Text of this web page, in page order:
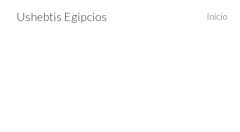
Ushebtis Egipcios Inicio